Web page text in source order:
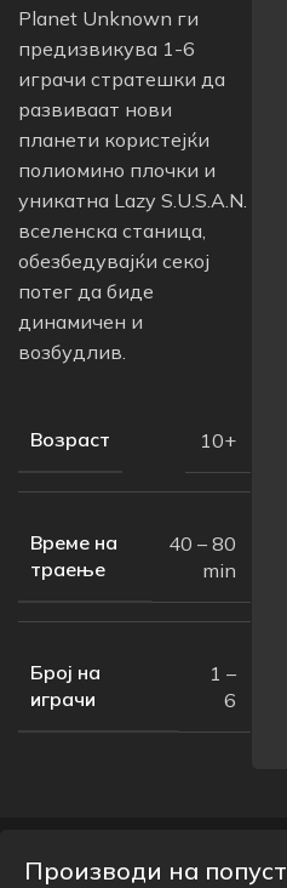
Planet Unknown ги
предизвикува 1-6
играчи стратешки да
развиваат нови
планети користејќи
полиомино плочки и
уникатна Lazy S.U.S.A.N.
вселенска станица,
обезбедувајќи секој
потег да биде
динамичен и
возбудлив.
Возраст 10+
Време на
траење
40 – 80
min
Број на
играчи
1 –
6
Производи на попуст